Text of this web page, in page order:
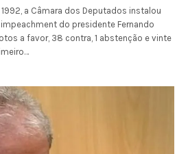
a Câmara dos Deputados instalou
do presidente Fernando
a favor, 38 contra, 1 abstenção e vinte